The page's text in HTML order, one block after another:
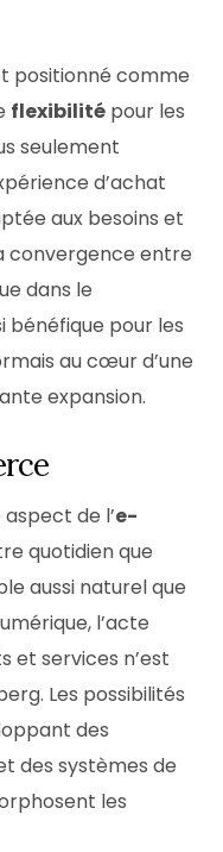
positionné comme
flexibilité pour les
seulement
d’achat
aux besoins et
convergence entre
dans le
bénéfique pour les
au cœur d’une
expansion.
de l’e-
quotidien que
aussi naturel que
l’acte
et services n’est
Les possibilités
des
des systèmes de
les